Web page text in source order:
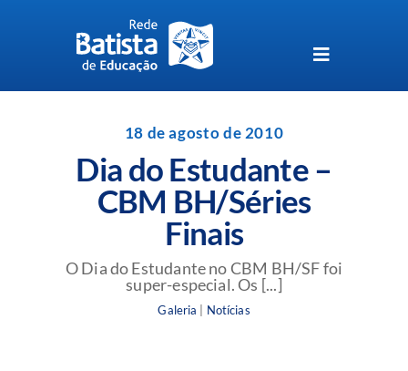
Toggle
Navigation
Perguntas Frequentes
Blog da Rede Batista
18 de agosto de 2010
Dia do Estudante –
CBM BH/Séries
Finais
O Dia do Estudante no CBM BH/SF foi
super-especial. Os [...]
Galeria Notícias